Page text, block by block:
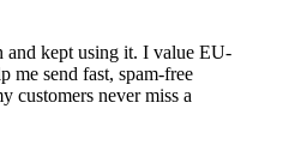
and kept using it. I value EU-
me send fast, spam-free
customers never miss a